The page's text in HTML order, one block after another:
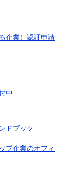
企業）認証申請
中
ドブック
プ企業のオフィ